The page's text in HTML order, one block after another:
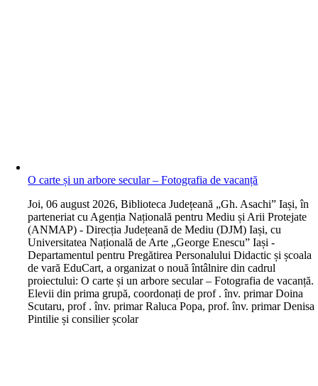
O carte și un arbore secular – Fotografia de vacanță
Joi, 06 august 2026, Biblioteca Județeană „Gh. Asachi” Iași, în
parteneriat cu Agenția Națională pentru Mediu și Arii Protejate
(ANMAP) - Direcția Județeană de Mediu (DJM) Iași, cu
Universitatea Națională de Arte „George Enescu” Iași -
Departamentul pentru Pregătirea Personalului Didactic și școala
de vară EduCart, a organizat o nouă întâlnire din cadrul
proiectului: O carte și un arbore secular – Fotografia de vacanță.
Elevii din prima grupă, coordonați de prof . înv. primar Doina
Scutaru, prof . înv. primar Raluca Popa, prof. înv. primar Denisa
Pintilie și consilier școlar